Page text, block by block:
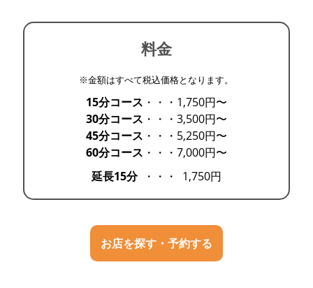
料金
※金額はすべて税込価格となります。
15分コース ・・・ 1,750円〜
30分コース ・・・ 3,500円〜
45分コース ・・・ 5,250円〜
60分コース ・・・ 7,000円〜
延長15分
・・・ 1,750円
お店を探す・予約する